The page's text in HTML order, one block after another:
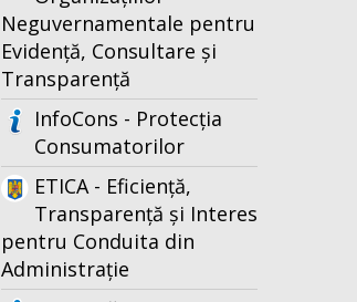
Neguvernamentale pentru
Evidență, Consultare și
Transparență
InfoCons - Protecția
Consumatorilor
ETICA - Eficiență,
Transparență și Interes
pentru Conduita din
Administrație